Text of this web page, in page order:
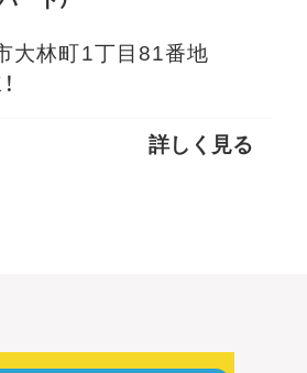
大林町1丁目81番地
詳しく見る